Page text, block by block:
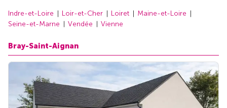
Indre-et-Loire Loir-et-Cher Loiret
Maine-et-Loire
Seine-et-Marne
Vendée Vienne
Bray-Saint-Aignan